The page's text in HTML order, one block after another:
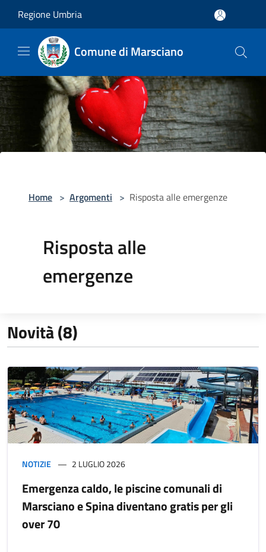
Regione Umbria
Comune di Marsciano
Home > Argomenti > Risposta alle emergenze
Risposta alle
emergenze
Novità (8)
NOTIZIE 2 LUGLIO 2026
Emergenza caldo, le piscine comunali di
Marsciano e Spina diventano gratis per gli
over 70